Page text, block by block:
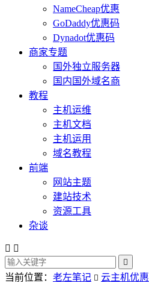
NameCheap优惠
GoDaddy优惠码
Dynadot优惠码
商家专题
国外独立服务器
国内国外域名商
教程
主机运维
主机文档
主机运用
域名教程
前端
网站主题
建站技术
资源工具
杂谈
 

当前位置： 老左笔记  云主机优惠